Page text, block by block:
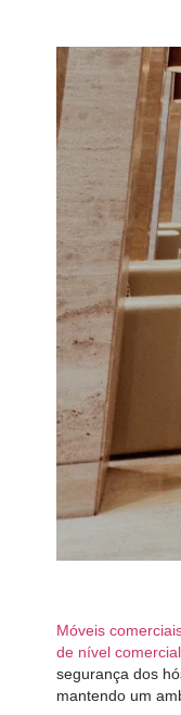
Móveis
de nível comercial
segurança dos
mantendo um